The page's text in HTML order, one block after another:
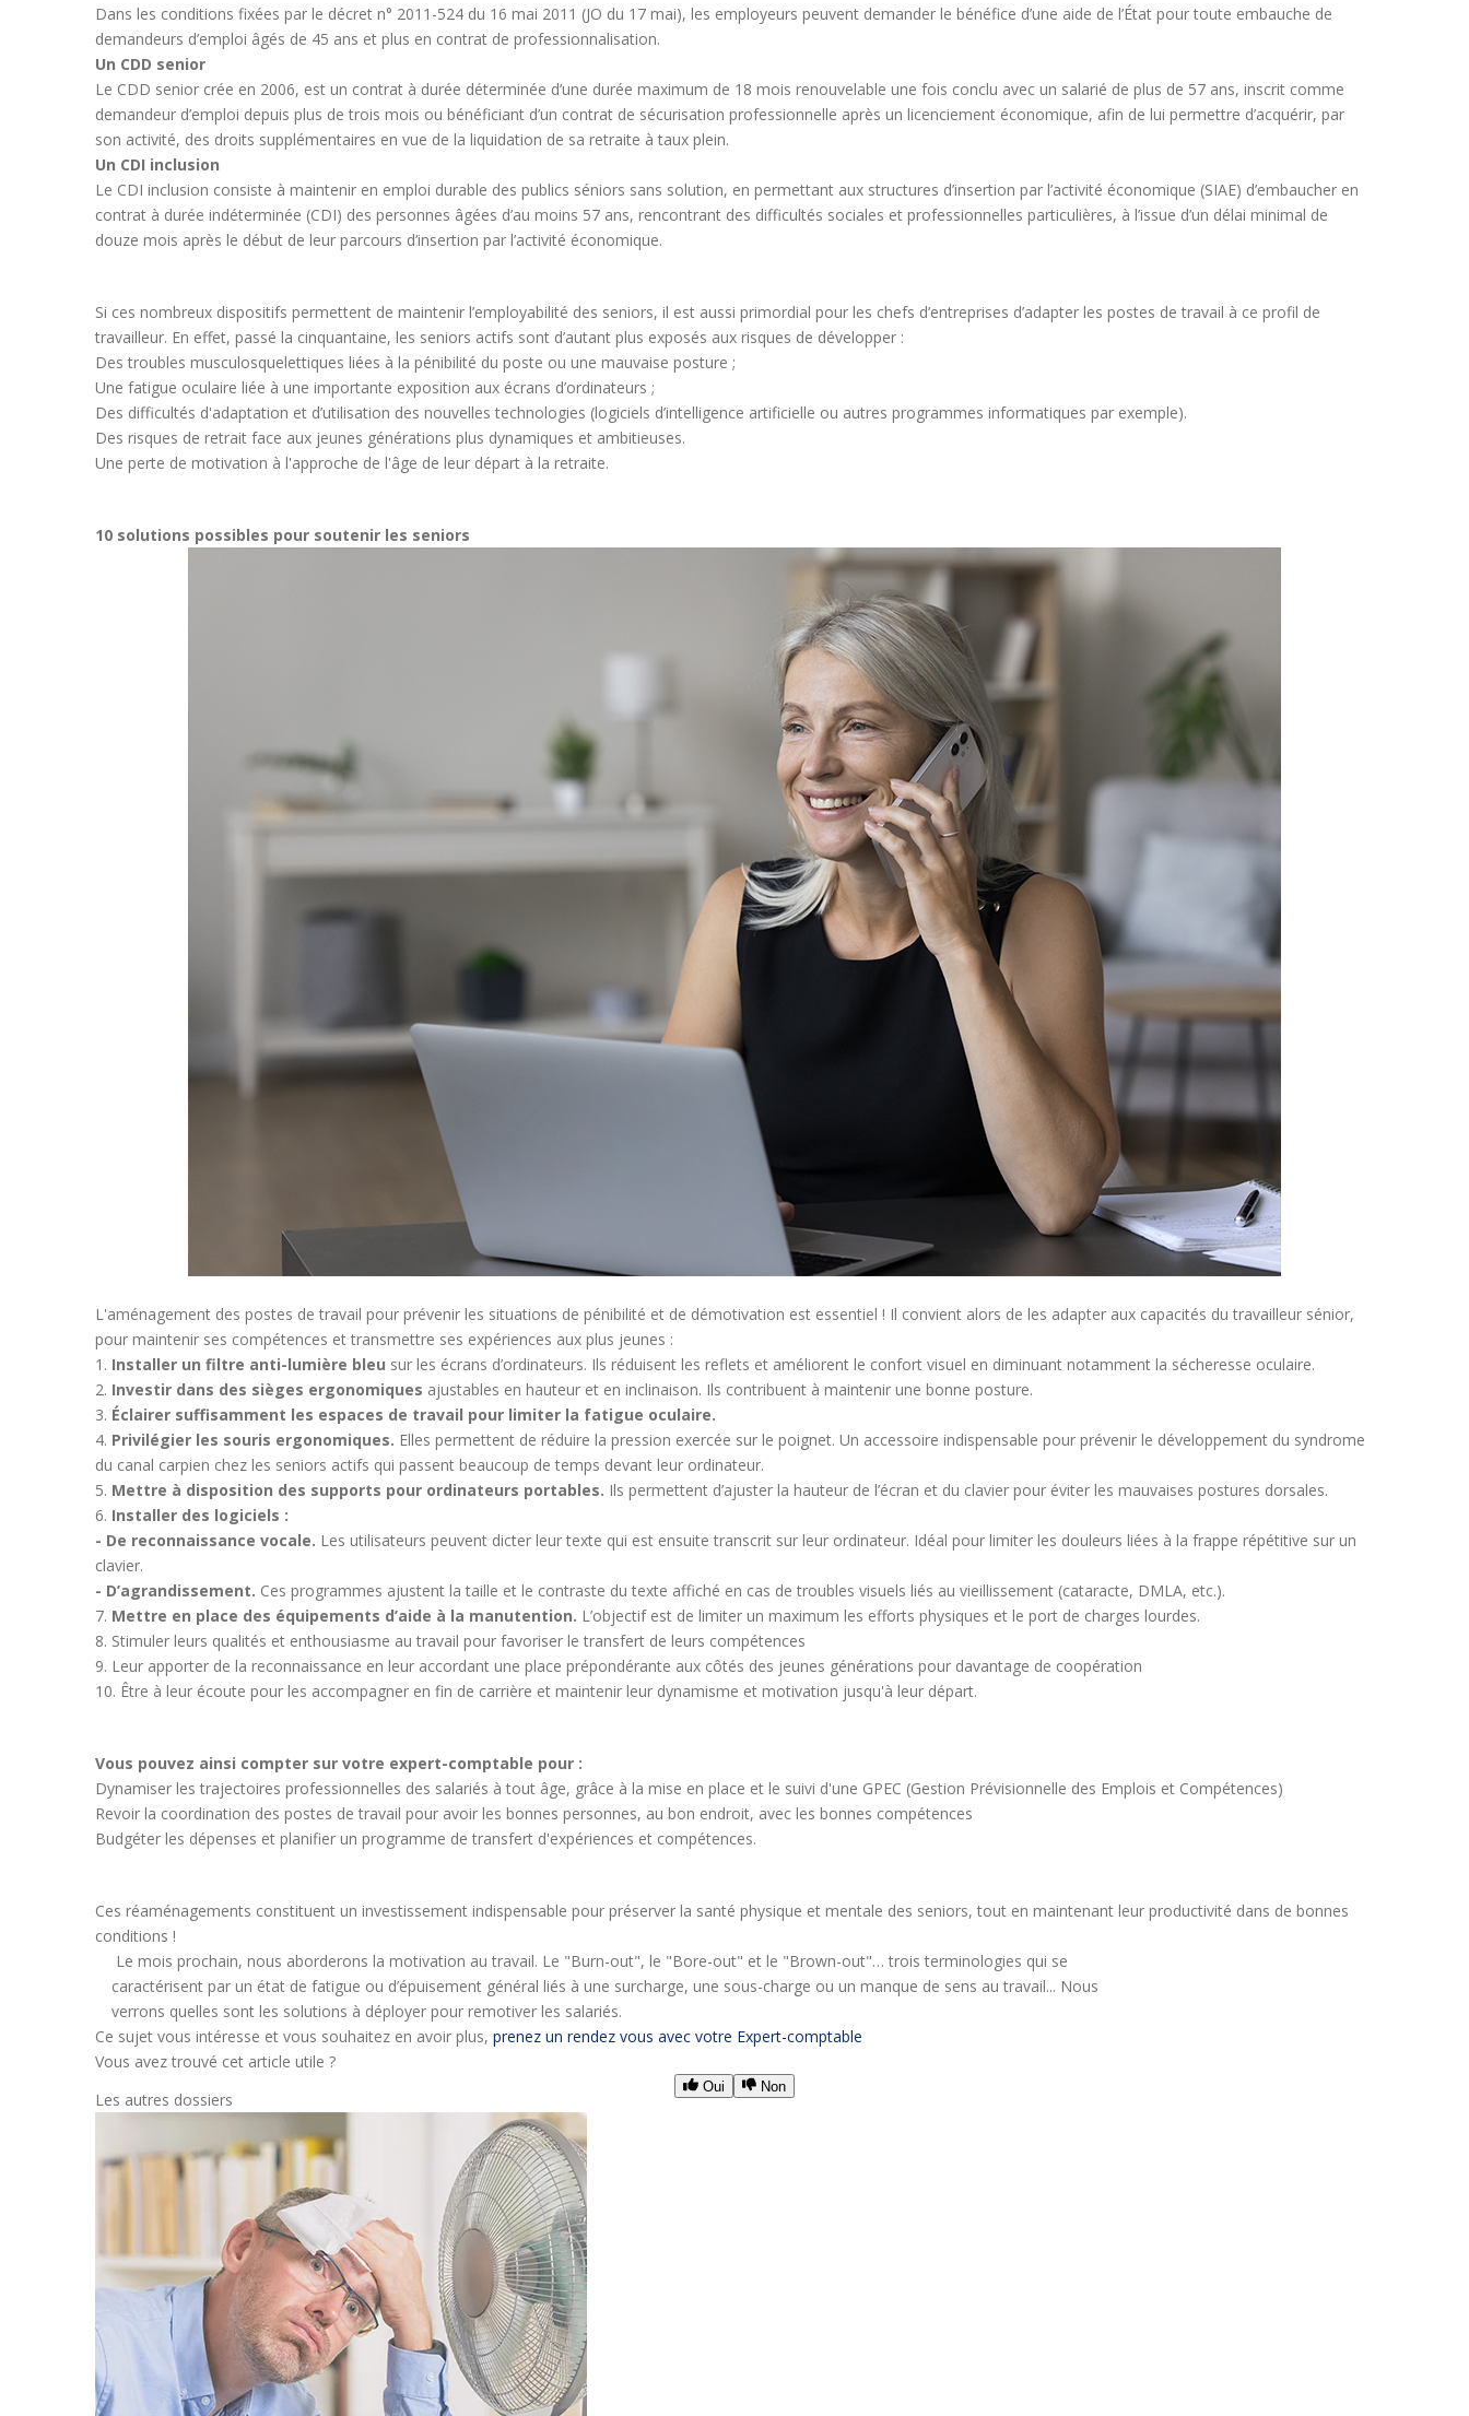
Dans les conditions fixées par le décret n° 2011-524 du 16 mai 2011 (JO du 17 mai), les employeurs peuvent demander le bénéfice d’une aide de l’État pour toute embauche de
demandeurs d’emploi âgés de 45 ans et plus en contrat de professionnalisation.
Un CDD senior
Le CDD senior crée en 2006, est un contrat à durée déterminée d’une durée maximum de 18 mois renouvelable une fois conclu avec un salarié de plus de 57 ans, inscrit comme
demandeur d’emploi depuis plus de trois mois ou bénéficiant d’un contrat de sécurisation professionnelle après un licenciement économique, afin de lui permettre d’acquérir, par
son activité, des droits supplémentaires en vue de la liquidation de sa retraite à taux plein.
Un CDI inclusion
Le CDI inclusion consiste à maintenir en emploi durable des publics séniors sans solution, en permettant aux structures d’insertion par l’activité économique (SIAE) d’embaucher en
contrat à durée indéterminée (CDI) des personnes âgées d’au moins 57 ans, rencontrant des difficultés sociales et professionnelles particulières, à l’issue d’un délai minimal de
douze mois après le début de leur parcours d’insertion par l’activité économique.
Si ces nombreux dispositifs permettent de maintenir l’employabilité des seniors, il est aussi primordial pour les chefs d’entreprises d’adapter les postes de travail à ce profil de
travailleur. En effet, passé la cinquantaine, les seniors actifs sont d’autant plus exposés aux risques de développer :
Des troubles musculosquelettiques liées à la pénibilité du poste ou une mauvaise posture ;
Une fatigue oculaire liée à une importante exposition aux écrans d’ordinateurs ;
Des difficultés d'adaptation et d’utilisation des nouvelles technologies (logiciels d’intelligence artificielle ou autres programmes informatiques par exemple).
Des risques de retrait face aux jeunes générations plus dynamiques et ambitieuses.
Une perte de motivation à l'approche de l'âge de leur départ à la retraite.
10 solutions possibles pour soutenir les seniors
L'aménagement des postes de travail pour prévenir les situations de pénibilité et de démotivation est essentiel ! Il convient alors de les adapter aux capacités du travailleur sénior,
pour maintenir ses compétences et transmettre ses expériences aux plus jeunes :
Installer un filtre anti-lumière bleu sur les écrans d’ordinateurs. Ils réduisent les reflets et améliorent le confort visuel en diminuant notamment la sécheresse oculaire.
Investir dans des sièges ergonomiques ajustables en hauteur et en inclinaison. Ils contribuent à maintenir une bonne posture.
Éclairer suffisamment les espaces de travail pour limiter la fatigue oculaire.
Privilégier les souris ergonomiques. Elles permettent de réduire la pression exercée sur le poignet. Un accessoire indispensable pour prévenir le développement du syndrome
du canal carpien chez les seniors actifs qui passent beaucoup de temps devant leur ordinateur.
Mettre à disposition des supports pour ordinateurs portables. Ils permettent d’ajuster la hauteur de l’écran et du clavier pour éviter les mauvaises postures dorsales.
Installer des logiciels :
- De reconnaissance vocale. Les utilisateurs peuvent dicter leur texte qui est ensuite transcrit sur leur ordinateur. Idéal pour limiter les douleurs liées à la frappe répétitive sur un
clavier.
- D’agrandissement. Ces programmes ajustent la taille et le contraste du texte affiché en cas de troubles visuels liés au vieillissement (cataracte, DMLA, etc.).
Mettre en place des équipements d’aide à la manutention. L’objectif est de limiter un maximum les efforts physiques et le port de charges lourdes.
Stimuler leurs qualités et enthousiasme au travail pour favoriser le transfert de leurs compétences
Leur apporter de la reconnaissance en leur accordant une place prépondérante aux côtés des jeunes générations pour davantage de coopération
Être à leur écoute pour les accompagner en fin de carrière et maintenir leur dynamisme et motivation jusqu'à leur départ.
Vous pouvez ainsi compter sur votre expert-comptable pour :
Dynamiser les trajectoires professionnelles des salariés à tout âge, grâce à la mise en place et le suivi d'une GPEC (Gestion Prévisionnelle des Emplois et Compétences)
Revoir la coordination des postes de travail pour avoir les bonnes personnes, au bon endroit, avec les bonnes compétences
Budgéter les dépenses et planifier un programme de transfert d'expériences et compétences.
Ces réaménagements constituent un investissement indispensable pour préserver la santé physique et mentale des seniors, tout en maintenant leur productivité dans de bonnes
conditions !
Le mois prochain, nous aborderons la motivation au travail. Le "Burn-out", le "Bore-out" et le "Brown-out"… trois terminologies qui se
caractérisent par un état de fatigue ou d’épuisement général liés à une surcharge, une sous-charge ou un manque de sens au travail... Nous
verrons quelles sont les solutions à déployer pour remotiver les salariés.
Ce sujet vous intéresse et vous souhaitez en avoir plus, prenez un rendez vous avec votre Expert-comptable
Vous avez trouvé cet article utile ?
Oui Non
Les autres dossiers